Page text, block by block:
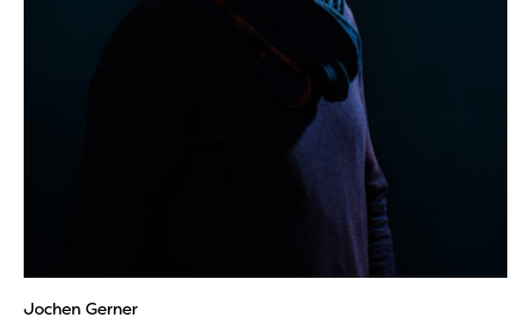
Jochen Gerner